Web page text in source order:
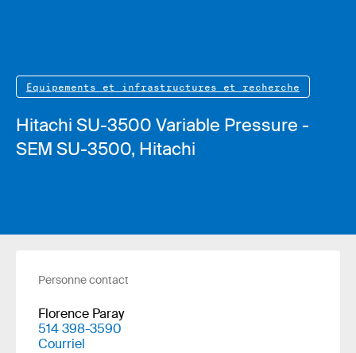
Équipements et infrastructures et recherche
Hitachi SU-3500 Variable Pressure -
SEM SU-3500, Hitachi
Personne contact
Florence Paray
514 398-3590
Courriel